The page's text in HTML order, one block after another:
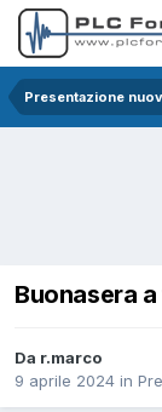
Presentazione
Buonasera
Da r.marco
9 aprile 2024 in